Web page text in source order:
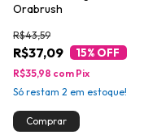
Orabrush
R$37,09
R$43,59
15% OFF
R$35,98 com Pix
Só restam 2 em estoque!